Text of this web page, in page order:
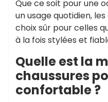
Que ce soit pour une
un usage quotidien,
choix sûr pour celles
à la fois stylées et
Quelle est la
chaussures
confortable ?